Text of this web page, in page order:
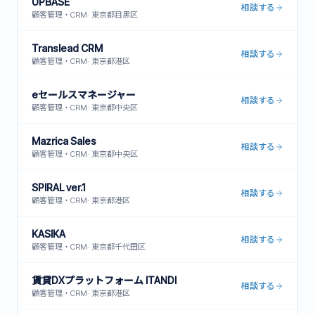
顧客管理・CRM· 東京都目黒区
相談する
Translead CRM
顧客管理・CRM· 東京都港区
相談する
eセールスマネージャー
顧客管理・CRM· 東京都中央区
相談する
Mazrica Sales
顧客管理・CRM· 東京都中央区
相談する
SPIRAL ver.1
顧客管理・CRM· 東京都港区
相談する
KASIKA
顧客管理・CRM· 東京都千代田区
相談する
賃貸DXプラットフォーム ITANDI
顧客管理・CRM· 東京都港区
相談する